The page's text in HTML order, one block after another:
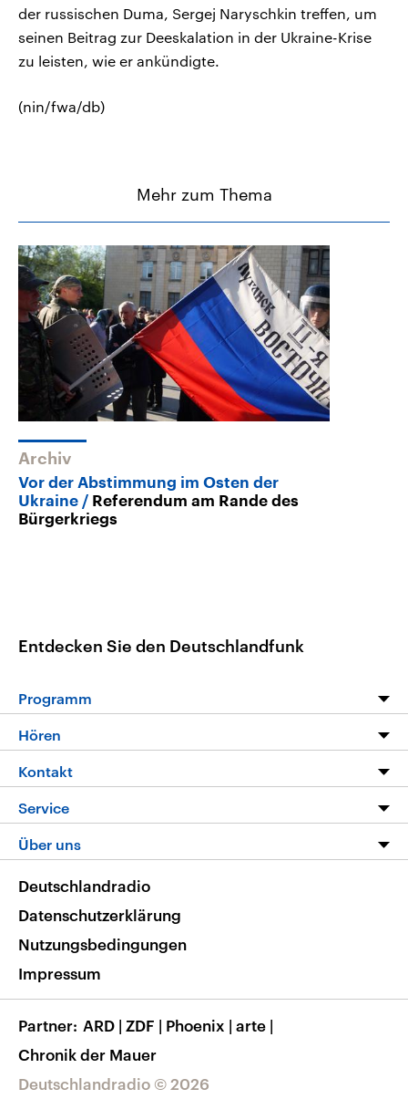
der russischen Duma, Sergej Naryschkin treffen, um
seinen Beitrag zur Deeskalation in der Ukraine-Krise
zu leisten, wie er ankündigte.
(nin/fwa/db)
Mehr zum Thema
Archiv
Vor der Abstimmung im Osten der
Ukraine
Referendum am Rande des
Bürgerkriegs
Entdecken Sie den Deutschlandfunk
Programm
Programm
Die Nachrichten
Nachrichtenleicht
Neue Beiträge auf dlf.de
Hören
Livestream
Podcasts
Deutschlandfunk App
Nachrichten App
Frequenzen
Kontakt
Hörerservice
Service
FAQ
Veranstaltungen
Musikliste
RSS
Über uns
Barrierefreiheit
Deutschlandradio © 2026
Deutschlandradio
Datenschutzerklärung
Nutzungsbedingungen
Impressum
Partner ARD | ZDF | Phoenix | arte |
Chronik der Mauer